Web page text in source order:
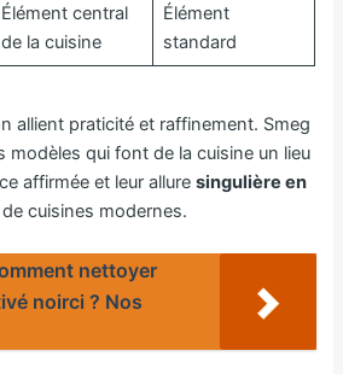
Élément central
de la cuisine
Élément
standard
allient praticité et raffinement. Smeg
modèles qui font de la cuisine un lieu
affirmée et leur alluresingulière en
de cuisines modernes.
nettoyer
noirci ? Nos